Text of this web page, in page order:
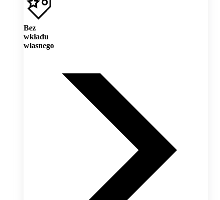
Bez
wkładu
własnego